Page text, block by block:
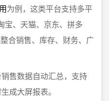
为例，这类平台支持多平
宝、天猫、京东、拼多
合销售、库存、财务、广
售数据自动汇总，支持
成大屏报表。